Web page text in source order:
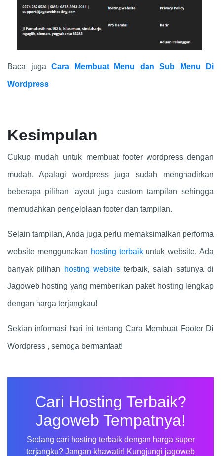
Baca juga Cara Membuat Menu dan Sub Menu Di
Wordpress
Kesimpulan
Cukup mudah untuk membuat footer wordpress dengan
mudah. Apalagi wordpress juga sudah menghadirkan
beberapa pilihan layout juga custom tampilan sehingga
memudahkan pengelolaan footer dan tampilan.
Selain tampilan, Anda juga perlu memaksimalkan performa
website menggunakan hosting terbaikuntuk website. Ada
banyak pilihan hosting websiteterbaik, salah satunya di
Jagoweb hosting yang memberikan paket hosting lengkap
dengan harga terjangkau!
Sekian informasi hari ini tentang Cara Membuat Footer Di
Wordpress , semoga bermanfaat!
Cari Hosting Terbaik?
Jagoweb Tempatnya!
Sedang cari hosting terbaik dengan harga super
terjangku? Jangan khawatir! Kungjungi jagoweb